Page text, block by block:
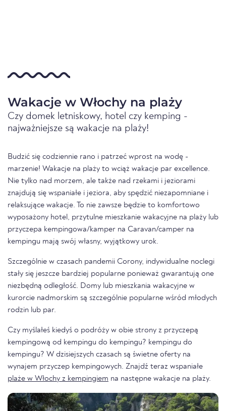
Wakacje w Włochy na plaży
Czy domek letniskowy, hotel czy kemping -
najważniejsze są wakacje na plaży!
Budzić się codziennie rano i patrzeć wprost na wodę -
marzenie! Wakacje na plaży to wciąż wakacje par excellence.
Nie tylko nad morzem, ale także nad rzekami i jeziorami
znajdują się wspaniałe i jeziora, aby spędzić niezapomniane i
relaksujące wakacje. To nie zawsze będzie to komfortowo
wyposażony hotel, przytulne mieszkanie wakacyjne na plaży lub
przyczepa kempingowa/kamper na Caravan/camper na
kempingu mają swój własny, wyjątkowy urok.
Szczególnie w czasach pandemii Corony, indywidualne noclegi
stały się jeszcze bardziej popularne ponieważ gwarantują one
niezbędną odległość. Domy lub mieszkania wakacyjne w
kurorcie nadmorskim są szczególnie popularne wśród młodych
rodzin lub par.
Czy myślałeś kiedyś o podróży w obie strony z przyczepą
kempingową od kempingu do kempingu? kempingu do
kempingu? W dzisiejszych czasach są świetne oferty na
wynajem przyczep kempingowych. Znajdź teraz wspaniałe
plaże w Włochy z kempingiem na następne wakacje na plaży.